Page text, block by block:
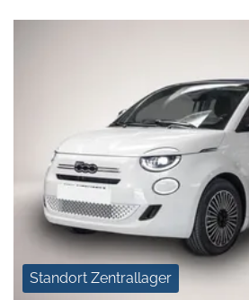
Standort Zentrallager